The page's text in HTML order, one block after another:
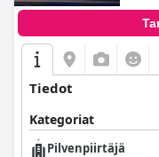
Tiedot
Kategoriat
Pilvenpiirtäjä